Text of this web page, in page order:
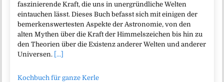
faszinierende Kraft, die uns in unergründliche Welten
eintauchen lässt. Dieses Buch befasst sich mit einigen der
bemerkenswertesten Aspekte der Astronomie, von den
alten Mythen über die Kraft der Himmelszeichen bis hin zu
den Theorien über die Existenz anderer Welten und anderer
Universen. [...]
Kochbuch für ganze Kerle